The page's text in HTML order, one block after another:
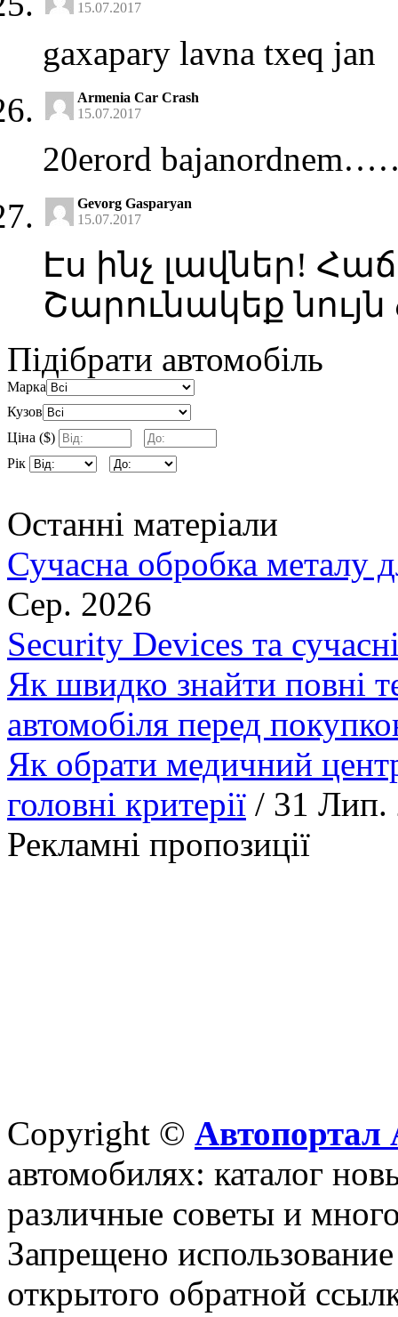
15.07.2017
gaxapary lavna txeq jan
Armenia Car Crash
15.07.2017
20erord
Gevorg Gasparyan
15.07.2017
Էս ինչ լավներ!
Շարունակեք նույն
Підібрати автомобіль
Марка
Кузов
Ціна ($)
Рік
Останні матеріали
Сучасна обробка металу
Сер. 2026
Security Devices та
Як швидко знайти повні
автомобіля перед
Як обрати медичний
головні критерії / 31 Лип.
Рекламні пропозиції
Copyright © Автопортал
автомобилях: каталог
различные советы и
Запрещено
открытого обратной